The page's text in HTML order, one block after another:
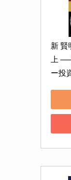
新 賢
上
ー投